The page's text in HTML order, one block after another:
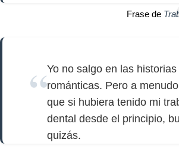
Frase de
Yo no salgo en las historias
románticas. Pero a
que si hubiera tenido mi
dental desde el principio,
quizás.